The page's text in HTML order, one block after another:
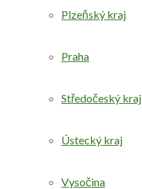
Plzeňský kraj
Praha
Středočeský kraj
Ústecký kraj
Vysočina